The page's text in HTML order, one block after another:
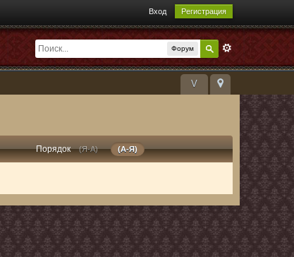
Вход Регистрация
Форум
V
Порядок (Я-А) (А-Я)